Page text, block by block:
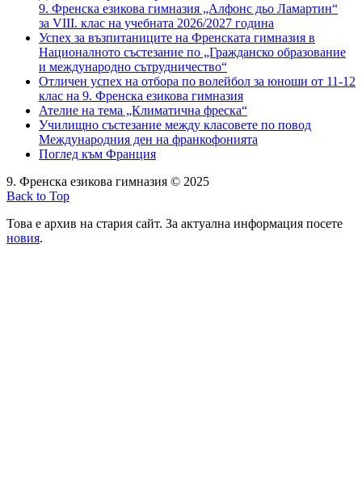
9. Френска езикова гимназия „Алфонс дьо Ламартин“
за VIII. клас на учебната 2026/2027 година
Успех за възпитаниците на Френската гимназия в
Националното състезание по „Гражданско образование
и международно сътрудничество“
Отличен успех на отбора по волейбол за юноши от 11-12
клас на 9. Френска езикова гимназия
Ателие на тема „Климатична фреска“
Училищно състезание между класовете по повод
Международния ден на франкофонията
Поглед към Франция
9. Френска езикова гимназия © 2025
Back to Top
Това е архив на стария сайт. За актуална информация посете
новия.